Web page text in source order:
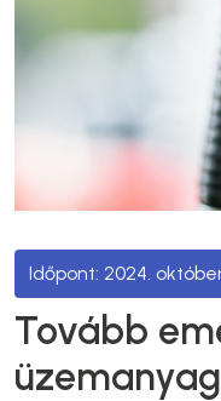
2024. október
Tovább